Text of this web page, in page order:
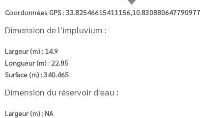
Coordonnées GPS : 33.82546615411156,10.830880647790977
Dimension de l'impluvium :
Largeur (m) : 14.9
Longueur (m) : 22.85
Surface (m) : 340.465
Dimension du réservoir d'eau :
Largeur (m) : NA